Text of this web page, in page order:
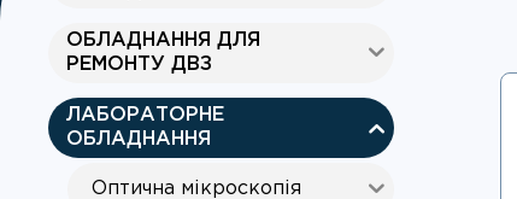
ОБЛАДНАННЯ ДЛЯ
РЕМОНТУ ДВЗ
ЛАБОРАТОРНЕ
ОБЛАДНАННЯ
Оптична мікроскопія